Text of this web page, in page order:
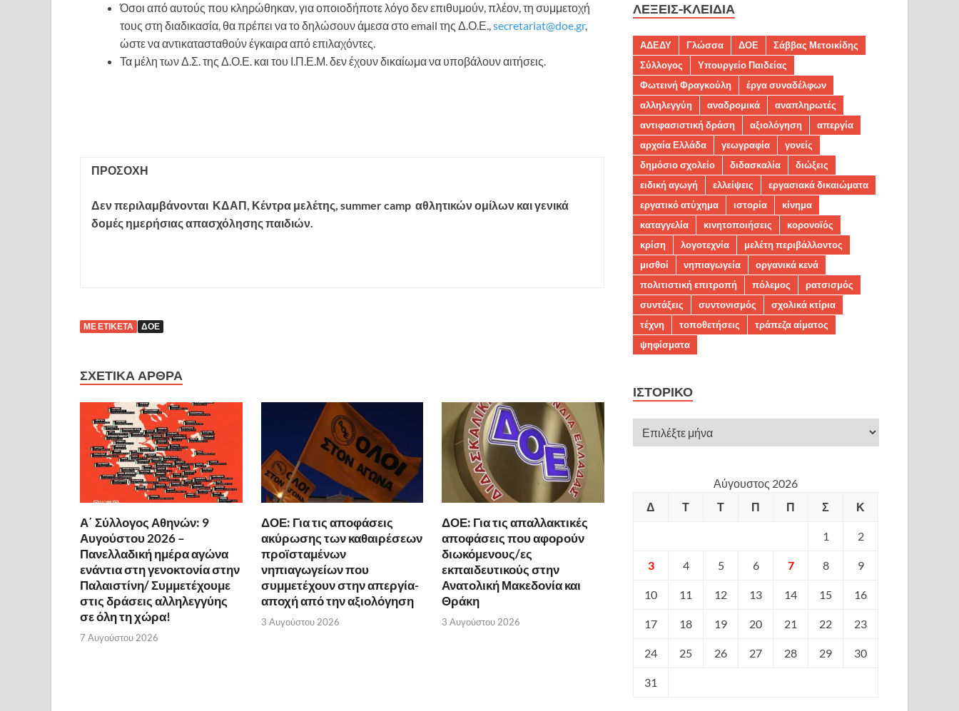
Όσοι από αυτούς που κληρώθηκαν, για οποιοδήποτε λόγο δεν επιθυμούν, πλέον, τη συμμετοχή
τους στη διαδικασία, θα πρέπει να το δηλώσουν άμεσα στο email της Δ.Ο.Ε.,secretariat@doe.gr,
ώστε να αντικατασταθούν έγκαιρα από επιλαχόντες.
Τα μέλη των Δ.Σ. της Δ.Ο.Ε. και του Ι.Π.Ε.Μ. δεν έχουν δικαίωμα να υποβάλουν αιτήσεις.
ΠΡΟΣΟΧΗ
Δεν περιλαμβάνονται ΚΔΑΠ, Κέντρα μελέτης, summercamp αθλητικών ομίλων και γενικά
δομές ημερήσιας απασχόλησης παιδιών.
ΜΕ ΕΤΙΚΈΤΑ ΔΟΕ
ΣΧΕΤΙΚΆ ΆΡΘΡΑ
Α΄ Σύλλογος Αθηνών: 9
Αυγούστου 2026 –
Πανελλαδική ημέρα αγώνα
ενάντια στη γενοκτονία στην
Παλαιστίνη/ Συμμετέχουμε
στις δράσεις αλληλεγγύης
σε όλη τη χώρα!
7 Αυγούστου 2026
ΔΟΕ: Για τις αποφάσεις
ακύρωσης των καθαιρέσεων
προϊσταμένων
νηπιαγωγείων που
συμμετέχουν στην απεργία-
αποχή από την αξιολόγηση
3 Αυγούστου 2026
ΔΟΕ: Για τις απαλλακτικές
αποφάσεις που αφορούν
διωκόμενους/ες
εκπαιδευτικούς στην
Ανατολική Μακεδονία και
Θράκη
3 Αυγούστου 2026
ΛΈΞΕΙΣ-ΚΛΕΙΔΙΆ
ΑΔΕΔΥ Γλώσσα ΔΟΕ
Σάββας Μετοικίδης
Σύλλογος
Υπουργείο Παιδείας
Φωτεινή Φραγκούλη
έργα συναδέλφων
αλληλεγγύη
αναδρομικά
αναπληρωτές
αντιφασιστική δράση
αξιολόγηση
απεργία
αρχαία Ελλάδα
γεωγραφία
γονείς
δημόσιο σχολείο
διδασκαλία
διώξεις
ειδική αγωγή
ελλείψεις
εργασιακά δικαιώματα
εργατικό ατύχημα
ιστορία
κίνημα
καταγγελία
κινητοποιήσεις
κορονοϊός
κρίση
λογοτεχνία
μελέτη περιβάλλοντος
μισθοί
νηπιαγωγεία
οργανικά κενά
πολιτιστική επιτροπή
πόλεμος
ρατσισμός
συντάξεις
συντονισμός
σχολικά κτίρια
τέχνη
τοποθετήσεις
τράπεζα αίματος
ψηφίσματα
ΙΣΤΟΡΙΚΌ
Αύγουστος 2026
Δ
Τ Τ Π Π Σ Κ
1 2
3 4 5 6 7 8 9
10 11 12 13 14 15 16
17 18 19 20 21 22 23
24 25 26 27 28 29 30
31